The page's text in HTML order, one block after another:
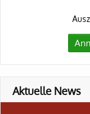
Aktuelle News